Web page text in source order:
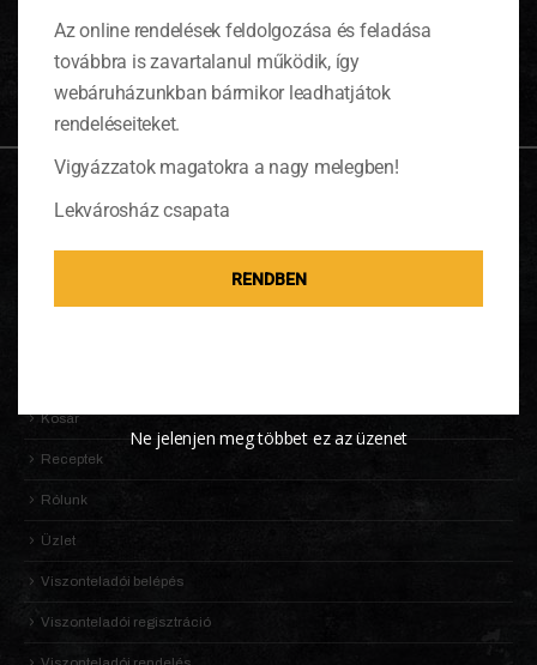
0 ITEMS
Nincsenek termékek a kosárban.
OLDALTÉRKÉP
Kosár
Receptek
Rólunk
Üzlet
Viszonteladói belépés
Viszonteladói regisztráció
Viszonteladói rendelés
Az online rendelések feldolgozása és feladása
továbbra is zavartalanul működik, így
webáruházunkban bármikor leadhatjátok
rendeléseiteket.
Vigyázzatok magatokra a nagy melegben!
Lekvárosház csapata
RENDBEN
Ne jelenjen meg többet ez az üzenet